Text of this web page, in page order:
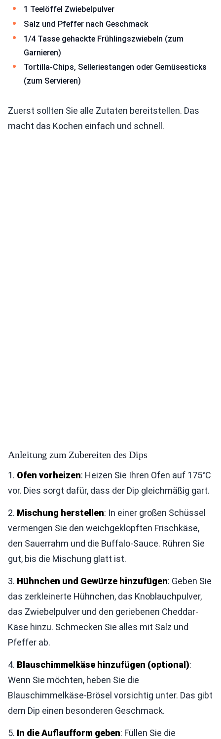
1 Teelöffel Zwiebelpulver
Salz und Pfeffer nach Geschmack
1/4 Tasse gehackte Frühlingszwiebeln (zum
Garnieren)
Tortilla-Chips, Selleriestangen oder Gemüsesticks
(zum Servieren)
Zuerst sollten Sie alle Zutaten bereitstellen. Das
macht das Kochen einfach und schnell.
Anleitung zum Zubereiten des Dips
1. Ofen vorheizen: Heizen Sie Ihren Ofen auf 175°C
vor. Dies sorgt dafür, dass der Dip gleichmäßig gart.
2. Mischung herstellen: In einer großen Schüssel
vermengen Sie den weichgeklopften Frischkäse,
den Sauerrahm und die Buffalo-Sauce. Rühren Sie
gut, bis die Mischung glatt ist.
3. Hühnchen und Gewürze hinzufügen: Geben Sie
das zerkleinerte Hühnchen, das Knoblauchpulver,
das Zwiebelpulver und den geriebenen Cheddar-
Käse hinzu. Schmecken Sie alles mit Salz und
Pfeffer ab.
4. Blauschimmelkäse hinzufügen (optional):
Wenn Sie möchten, heben Sie die
Blauschimmelkäse-Brösel vorsichtig unter. Das gibt
dem Dip einen besonderen Geschmack.
5. In die Auflaufform geben: Füllen Sie die